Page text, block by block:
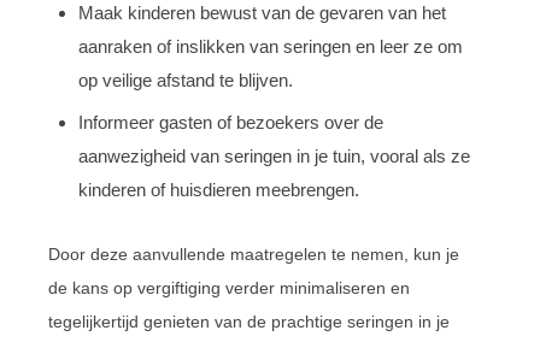
Maak kinderen bewust van de gevaren van het
aanraken of inslikken van seringen en leer ze om
op veilige afstand te blijven.
Informeer gasten of bezoekers over de
aanwezigheid van seringen in je tuin, vooral als ze
kinderen of huisdieren meebrengen.
Door deze aanvullende maatregelen te nemen, kun je
de kans op vergiftiging verder minimaliseren en
tegelijkertijd genieten van de prachtige seringen in je